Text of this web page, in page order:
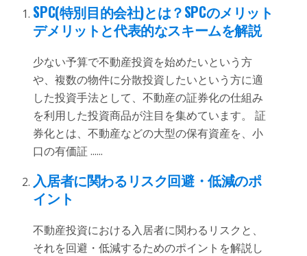
SPC(特別目的会社)とは？SPCのメリット
デメリットと代表的なスキームを解説
少ない予算で不動産投資を始めたいという方
や、複数の物件に分散投資したいという方に適
した投資手法として、不動産の証券化の仕組み
を利用した投資商品が注目を集めています。 証
券化とは、不動産などの大型の保有資産を、小
口の有価証 ......
入居者に関わるリスク回避・低減のポ
イント
不動産投資における入居者に関わるリスクと、
それを回避・低減するためのポイントを解説し